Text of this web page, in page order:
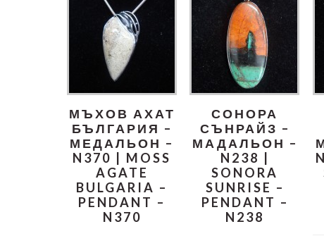
МЪХОВ АХАТ
БЪЛГАРИЯ –
МЕДАЛЬОН –
N370 | MOSS
AGATE
BULGARIA –
PENDANT –
N370
СОНОРА
СЪНРАЙЗ –
МАДАЛЬОН –
N238 |
SONORA
SUNRISE –
PENDANT –
N238